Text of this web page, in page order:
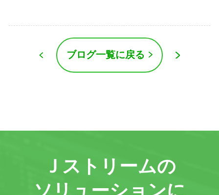
ブログ一覧に戻る
Ｊストリームの
ソリューションに